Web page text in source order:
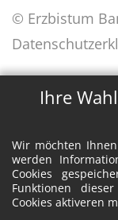
Ihre
Wir möchten
werden
Cookies
Funktionen
Cookies aktiveren
© Erzbistum